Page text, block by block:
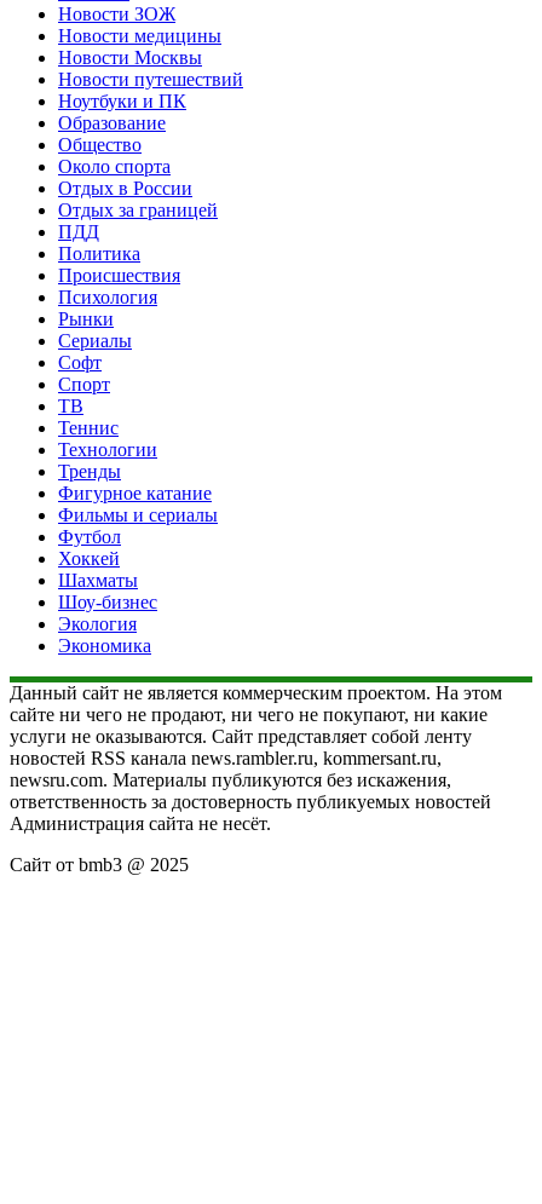
Новости ЗОЖ
Новости медицины
Новости Москвы
Новости путешествий
Ноутбуки и ПК
Образование
Общество
Около спорта
Отдых в России
Отдых за границей
ПДД
Политика
Происшествия
Психология
Рынки
Сериалы
Софт
Спорт
ТВ
Теннис
Технологии
Тренды
Фигурное катание
Фильмы и сериалы
Футбол
Хоккей
Шахматы
Шоу-бизнес
Экология
Экономика
Данный сайт не является коммерческим проектом. На этом
сайте ни чего не продают, ни чего не покупают, ни какие
услуги не оказываются. Сайт представляет собой ленту
новостей RSS канала news.rambler.ru, kommersant.ru,
newsru.com. Материалы публикуются без искажения,
ответственность за достоверность публикуемых новостей
Администрация сайта не несёт.
Сайт от bmb3 @ 2025